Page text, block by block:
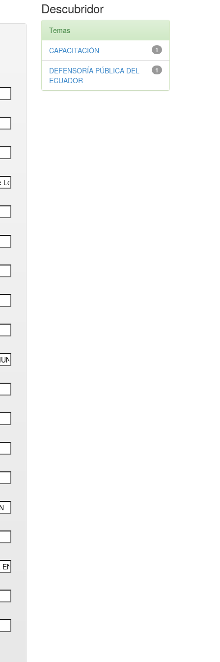
Descubridor
Temas
1
CAPACITACIÓN
1
DEFENSORÍA PÚBLICA DEL
ECUADOR